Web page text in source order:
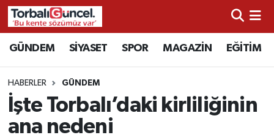
GÜNDEM SİYASET SPOR MAGAZİN EĞİTİM
HABERLER GÜNDEM
İşte Torbalı’daki kirliliğinin
ana nedeni
İzmir Nöbetçi Eczaneler
İzmir Hava Durumu
İzmir Namaz Vakitleri